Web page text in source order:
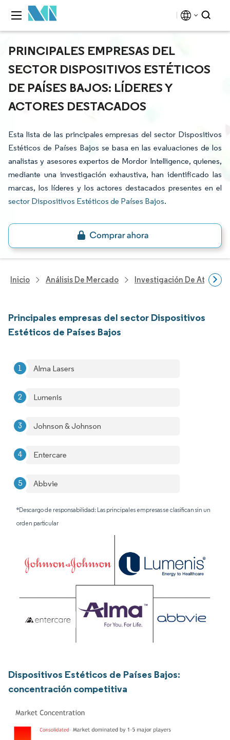
PRINCIPALES EMPRESAS DEL
SECTOR DISPOSITIVOS ESTÉTICOS
DE PAÍSES BAJOS: LÍDERES Y
ACTORES DESTACADOS
Esta lista de las principales empresas del sector Dispositivos
Estéticos de Países Bajos se basa en las evaluaciones de los
analistas y asesores expertos de Mordor Intelligence, quienes,
mediante una investigación exhaustiva, han identificado las
marcas, los líderes y los actores destacados presentes en el
sector Dispositivos Estéticos de Países Bajos.
Inicio Análisis De Mercado Investigación De
Principales empresas del sector Dispositivos
Estéticos de Países Bajos
Alma Lasers
Lumenis
Johnson & Johnson
Entercare
Abbvie
*Descargo de responsabilidad: Las principales empresas se clasifican sin un
orden particular
Dispositivos Estéticos de Países Bajos:
concentración competitiva